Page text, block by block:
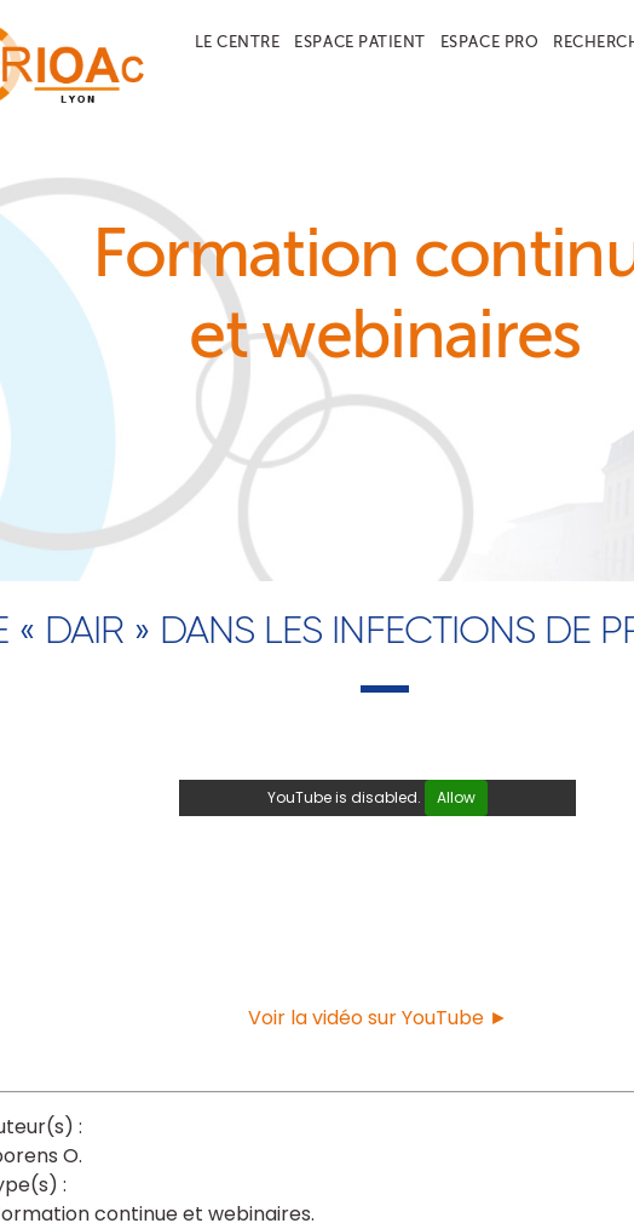
LE CENTRE ESPACE PATIENT ESPACE PRO
Formation
et webinaires
« DAIR » DANS LES INFECTIONS DE
YouTube is disabled. Allow
Voir la vidéo sur YouTube ►
O
continue et webinaires